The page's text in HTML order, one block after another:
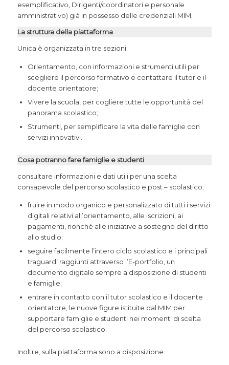
esemplificativo, Dirigenti/coordinatori e personale
amministrativo) già in possesso delle credenziali MIM.
La struttura della piattaforma
Unica è organizzata in tre sezioni:
Orientamento, con informazioni e strumenti utili per
scegliere il percorso formativo e contattare il tutor e il
docente orientatore;
Vivere la scuola, per cogliere tutte le opportunità del
panorama scolastico;
Strumenti, per semplificare la vita delle famiglie con
servizi innovativi.
Cosa potranno fare famiglie e studenti
consultare informazioni e dati utili per una scelta
consapevole del percorso scolastico e post – scolastico;
fruire in modo organico e personalizzato di tutti i servizi
digitali relativi all’orientamento, alle iscrizioni, ai
pagamenti, nonché alle iniziative a sostegno del diritto
allo studio;
seguire facilmente l’intero ciclo scolastico e i principali
traguardi raggiunti attraverso l’E-portfolio, un
documento digitale sempre a disposizione di studenti
e famiglie;
entrare in contatto con il tutor scolastico e il docente
orientatore, le nuove figure istituite dal MIM per
supportare famiglie e studenti nei momenti di scelta
del percorso scolastico.
Inoltre, sulla piattaforma sono a disposizione: